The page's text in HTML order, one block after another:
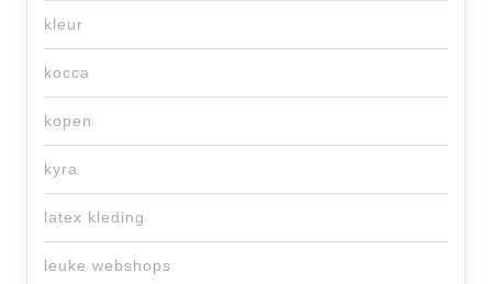
kleur
kocca
kopen
kyra
latex kleding
leuke webshops